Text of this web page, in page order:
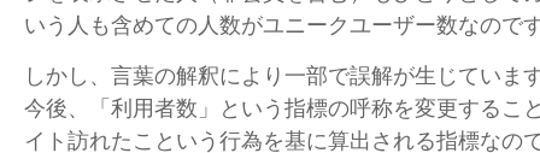
いう人も含めての人数がユニークユーザー数なので
しかし、言葉の解釈により一部で誤解が生じていま
今後、「利用者数」という指標の呼称を変更するこ
イト訪れたこという行為を基に算出される指標なの